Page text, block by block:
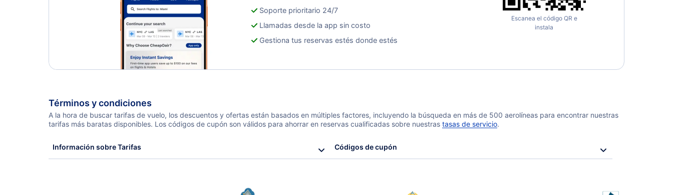
Soporte prioritario 24/7
Llamadas desde la app sin costo
Gestiona tus reservas estés donde estés
Escanea el código QR e
instala
Términos y condiciones
A la hora de buscar tarifas de vuelo, los descuentos y ofertas están basados en múltiples factores, incluyendo la búsqueda en más de 500 aerolíneas para encontrar nuestras
tarifas más baratas disponibles. Los códigos de cupón son válidos para ahorrar en reservas cualificadas sobre nuestras tasas de servicio.
Información sobre Tarifas Códigos de cupón